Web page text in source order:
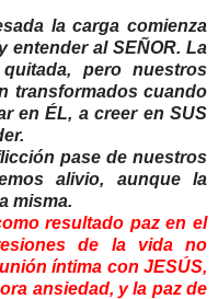
la carga comienza
entender al SEÑOR. La
pero nuestros
transformados cuando
en ÉL, a creer en SUS
pase de nuestros
alivio, aunque la
misma.
resultado paz en el
de la vida no
íntima con JESÚS,
ansiedad, y la paz de